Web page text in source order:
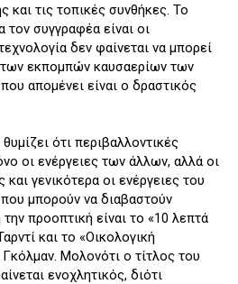
και τις τοπικές συνθήκες. Το
συγγραφέα είναι οι
δεν φαίνεται να μπορεί
εκπομπών καυσαερίων των
απομένει είναι ο δραστικός
ότι περιβαλλοντικές
οι ενέργειες των άλλων, αλλά οι
γενικότερα οι ενέργειες του
μπορούν να διαβαστούν
προοπτική είναι το «10 λεπτά
και το «Οικολογική
Μολονότι ο τίτλος του
ενοχλητικός, διότι